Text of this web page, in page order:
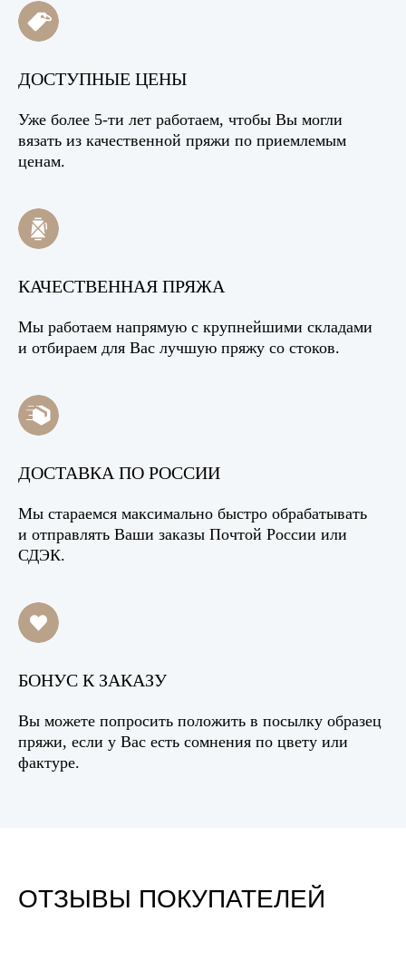
ДОСТУПНЫЕ ЦЕНЫ
Уже более 5-ти лет работаем, чтобы Вы могли
вязать из качественной пряжи по приемлемым
ценам.
КАЧЕСТВЕННАЯ ПРЯЖА
Мы работаем напрямую с крупнейшими складами
и отбираем для Вас лучшую пряжу со стоков.
ДОСТАВКА ПО РОССИИ
Мы стараемся максимально быстро обрабатывать
и отправлять Ваши заказы Почтой России или
СДЭК.
БОНУС К ЗАКАЗУ
Вы можете попросить положить в посылку образец
пряжи, если у Вас есть сомнения по цвету или
фактуре.
ОТЗЫВЫ ПОКУПАТЕЛЕЙ